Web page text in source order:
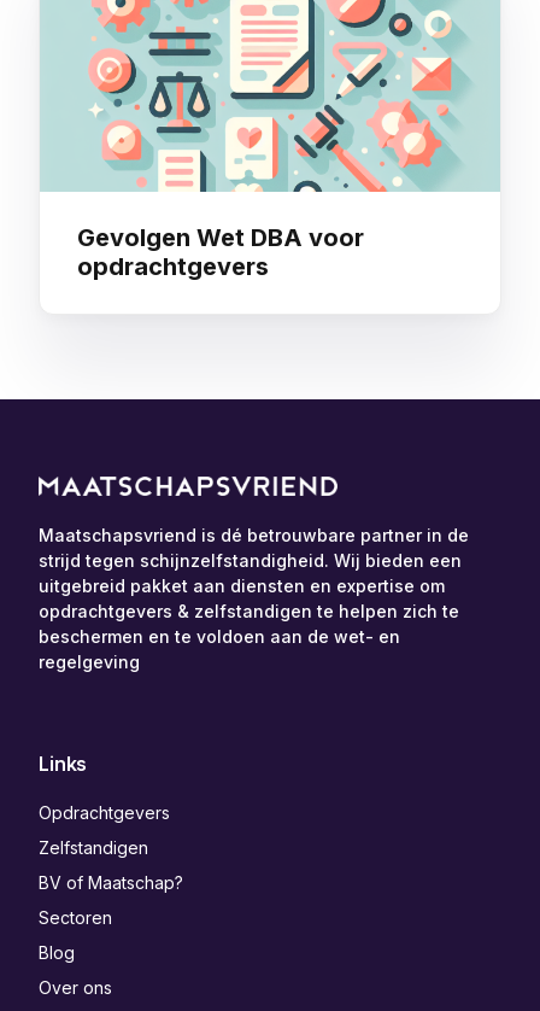
Gevolgen Wet DBA voor
opdrachtgevers
Maatschapsvriend is dé betrouwbare partner in de
strijd tegen schijnzelfstandigheid. Wij bieden een
uitgebreid pakket aan diensten en expertise om
opdrachtgevers & zelfstandigen te helpen zich te
beschermen en te voldoen aan de wet- en
regelgeving
Links
Opdrachtgevers
Zelfstandigen
BV of Maatschap?
Sectoren
Blog
Over ons